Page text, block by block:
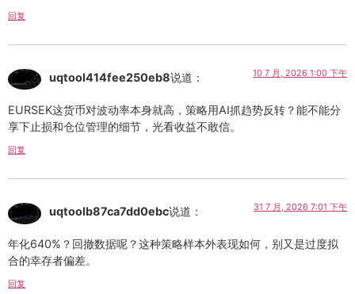
回复
uqtool414fee250eb8说道： 10 7 月, 2026 1:00 下午
EURSEK这货币对波动率本身就高，策略用AI抓趋势反转？能不能分
享下止损和仓位管理的细节，光看收益不敢信。
回复
uqtoolb87ca7dd0ebc说道： 31 7 月, 2026 7:01 下午
年化640%？回撤数据呢？这种策略样本外表现如何，别又是过度拟
合的幸存者偏差。
回复